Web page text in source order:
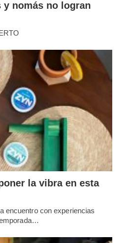
y nomás no logran
la vibra en esta
encuentro con experiencias